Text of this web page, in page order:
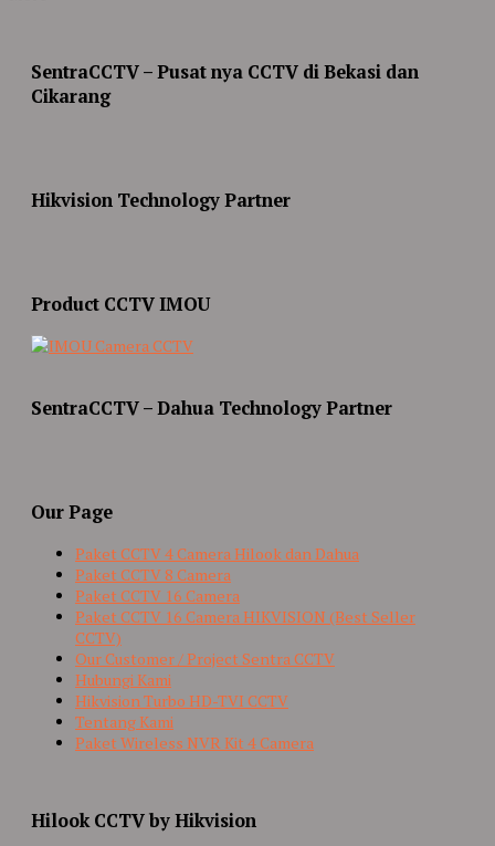
SentraCCTV – Pusat nya CCTV di Bekasi dan
Cikarang
Hikvision Technology Partner
Product CCTV IMOU
SentraCCTV – Dahua Technology Partner
Our Page
Paket CCTV 4 Camera Hilook dan Dahua
Paket CCTV 8 Camera
Paket CCTV 16 Camera
Paket CCTV 16 Camera HIKVISION (Best Seller
CCTV)
Our Customer / Project Sentra CCTV
Hubungi Kami
Hikvision Turbo HD-TVI CCTV
Tentang Kami
Paket Wireless NVR Kit 4 Camera
Hilook CCTV by Hikvision